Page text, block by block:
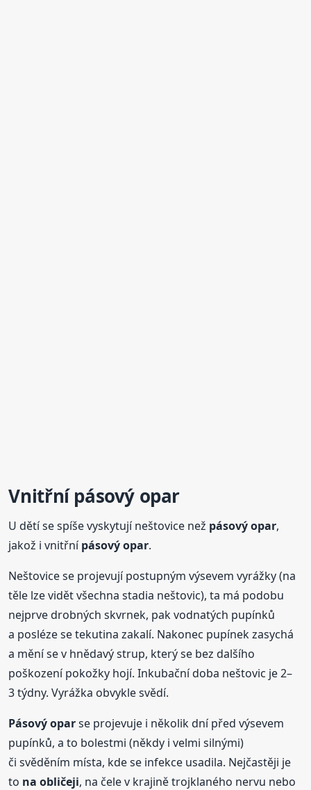
Vnitřnípásový opar
U dětí se spíše vyskytují neštovice než pásový opar,
jakož i vnitřnípásový opar.
Neštovice se projevují postupným výsevem vyrážky (na
těle lze vidět všechna stadia neštovic), ta má podobu
nejprve drobných skvrnek, pak vodnatých pupínků
a posléze se tekutina zakalí. Nakonec pupínek zasychá
a mění se v hnědavý strup, který se bez dalšího
poškození pokožky hojí. Inkubační doba neštovic je 2–
3 týdny. Vyrážka obvykle svědí.
Pásový oparse projevuje i několik dní před výsevem
pupínků, a to bolestmi (někdy i velmi silnými)
či svěděním místa, kde se infekce usadila. Nejčastěji je
to na obličeji, na čele v krajině trojklaného nervu nebo